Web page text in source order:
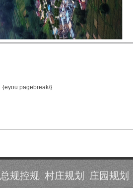
{eyou:pagebreak/}
总规控规 村庄规划 庄园规划